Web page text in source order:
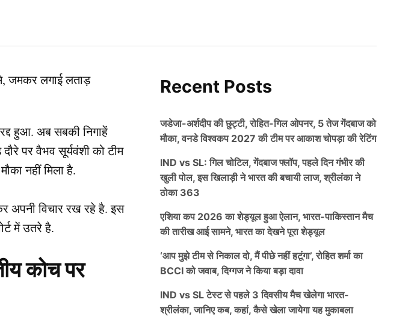
हुआ. अब सबकी निगाहें
पर वैभव सूर्यवंशी को टीम
नहीं मिला है.
अपनी विचार रख रहे है. इस
में उतरे है.
कोच पर
Recent Posts
जडेजा-अर्शदीप की छुट्टी, रोहित-गिल ओपनर, 5 तेज गेंदबाज को
मौका, वनडे विश्वकप 2027 की टीम पर आकाश चोपड़ा की रेटिंग
IND vs SL: गिल चोटिल, गेंदबाज फ्लॉप, पहले दिन गंभीर की
खुली पोल, इस खिलाड़ी ने भारत की बचायी लाज, श्रीलंका ने
ठोका 363
एशिया कप 2026 का शेड्यूल हुआ ऐलान, भारत-पाकिस्तान मैच
की तारीख आई सामने, भारत का देखने पूरा शेड्यूल
‘आप मुझे टीम से निकाल दो, मैं पीछे नहीं हटूंगा’, रोहित शर्मा का
BCCI को जवाब, दिग्गज ने किया बड़ा दावा
IND vs SL टेस्ट से पहले 3 दिवसीय मैच खेलेगा भारत-
श्रीलंका, जानिए कब, कहां, कैसे खेला जायेगा यह मुकाबला